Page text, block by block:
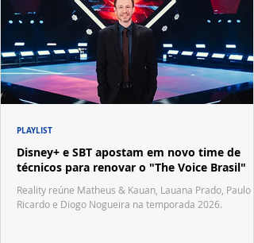
Disney+ e SBT apostam em novo time de
técnicos para renovar o "The Voice Brasil"
Reality reúne Matheus & Kauan, Lauana Prado, Paulo
Ricardo e Diogo Nogueira na temporada 2026.
PLAYLIST